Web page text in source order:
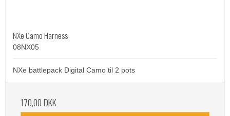
NXe Camo Harness
08NX05
NXe battlepack Digital Camo til 2 pots
170,00 DKK